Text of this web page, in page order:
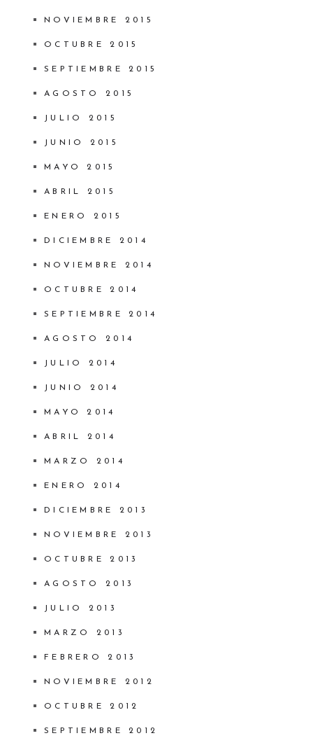
NOVIEMBRE 2015
OCTUBRE 2015
SEPTIEMBRE 2015
AGOSTO 2015
JULIO 2015
JUNIO 2015
MAYO 2015
ABRIL 2015
ENERO 2015
DICIEMBRE 2014
NOVIEMBRE 2014
OCTUBRE 2014
SEPTIEMBRE 2014
AGOSTO 2014
JULIO 2014
JUNIO 2014
MAYO 2014
ABRIL 2014
MARZO 2014
ENERO 2014
DICIEMBRE 2013
NOVIEMBRE 2013
OCTUBRE 2013
AGOSTO 2013
JULIO 2013
MARZO 2013
FEBRERO 2013
NOVIEMBRE 2012
OCTUBRE 2012
SEPTIEMBRE 2012